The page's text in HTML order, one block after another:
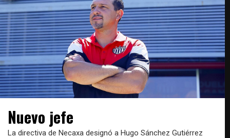
Nuevo jefe
La directiva de Necaxa designó a Hugo Sánchez Gutiérrez